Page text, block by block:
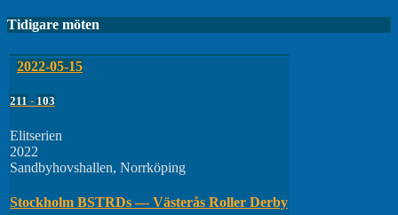
Tidigare möten
2022-05-15
211 - 103
Elitserien
2022
Sandbyhovshallen, Norrköping
Stockholm BSTRDs — Västerås Roller Derby